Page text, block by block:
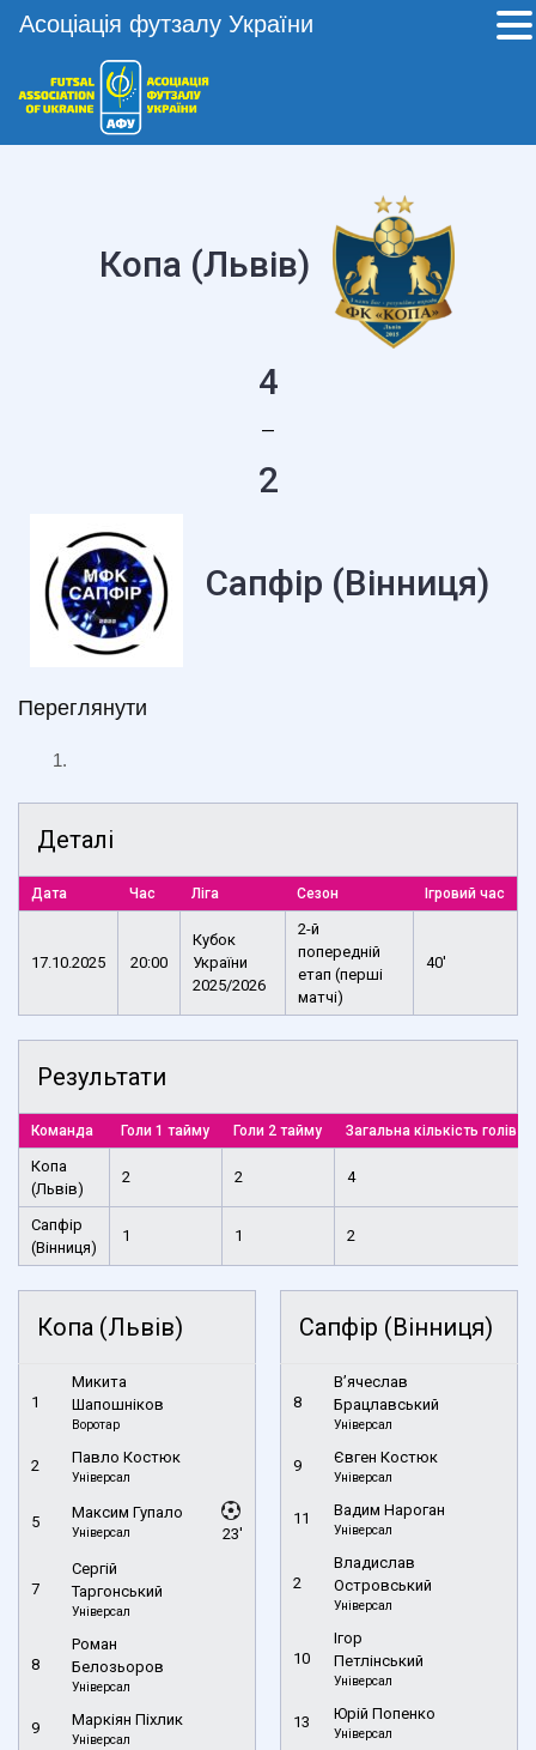
Копа (Львів)
4
—
2
Сапфір (Вінниця)
Переглянути
Деталі
Дата Час Ліга Сезон Ігровий час
17.10.2025 20:00
Кубок
України
2025/2026
2-й
попередній
етап (перші
матчі)
40'
Результати
Команда Голи 1 тайму Голи 2 тайму Загальна кількість голів
Копа
(Львів)
2 2 4
Сапфір
(Вінниця)
1 1 2
Копа (Львів)
1
Микита
Шапошніков
Воротар
2 Павло Костюк
Універсал
5
Максим Гупало
Універсал 23'
7
Сергій
Таргонський
Універсал
8
Роман
Белозьоров
Універсал
9 Маркіян Піхлик
Універсал
Сапфір (Вінниця)
8
В’ячеслав
Брацлавський
Універсал
9 Євген Костюк
Універсал
11 Вадим Нароган
Універсал
2
Владислав
Островський
Універсал
10
Ігор
Петлінський
Універсал
13 Юрій Попенко
Універсал
Асоціація футзалу України